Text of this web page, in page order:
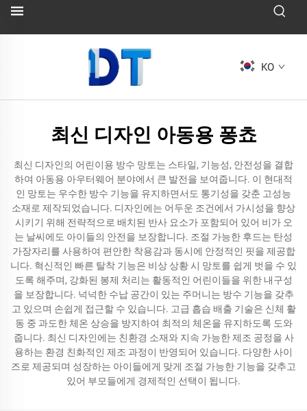
KO
최신 디자인 아동용 퐁쵸
최신 디자인의 어린이용 방수 망토는 스타일, 기능성, 안전성을 결합
하여 아동용 아우터웨어 분야에서 큰 발전을 보여줍니다. 이 현대적
인 망토는 우수한 방수 기능을 유지하면서도 통기성을 갖춘 고성능
소재로 제작되었습니다. 디자인에는 어두운 조건에서 가시성을 향상
시키기 위해 전략적으로 배치된 반사 요소가 포함되어 있어 비가 오
는 날씨에도 아이들의 안전을 보장합니다. 조절 가능한 후드는 탄성
가장자리를 사용하여 편안한 착용감과 동시에 안정적인 핏을 제공합
니다. 혁신적인 빠른 탈착 기능은 비상 상황 시 망토를 쉽게 벗을 수 있
도록 해주며, 강화된 봉제 처리는 활동적인 어린이들을 위한 내구성
을 보장합니다. 넉넉한 수납 공간이 있는 주머니는 방수 기능을 갖추
고 있으며 손쉽게 접근할 수 있습니다. 고급 흡습 배출 기술은 신체 활
동 중 과도한 체온 상승을 방지하여 최적의 체온을 유지하도록 도와
줍니다. 최신 디자인에는 친환경 소재와 지속 가능한 제조 공정을 사
용하는 환경 친화적인 제조 과정이 반영되어 있습니다. 다양한 사이
즈로 제공되며 성장하는 아이들에게 맞게 조절 가능한 기능을 갖추고
있어 부모들에게 경제적인 선택이 됩니다.